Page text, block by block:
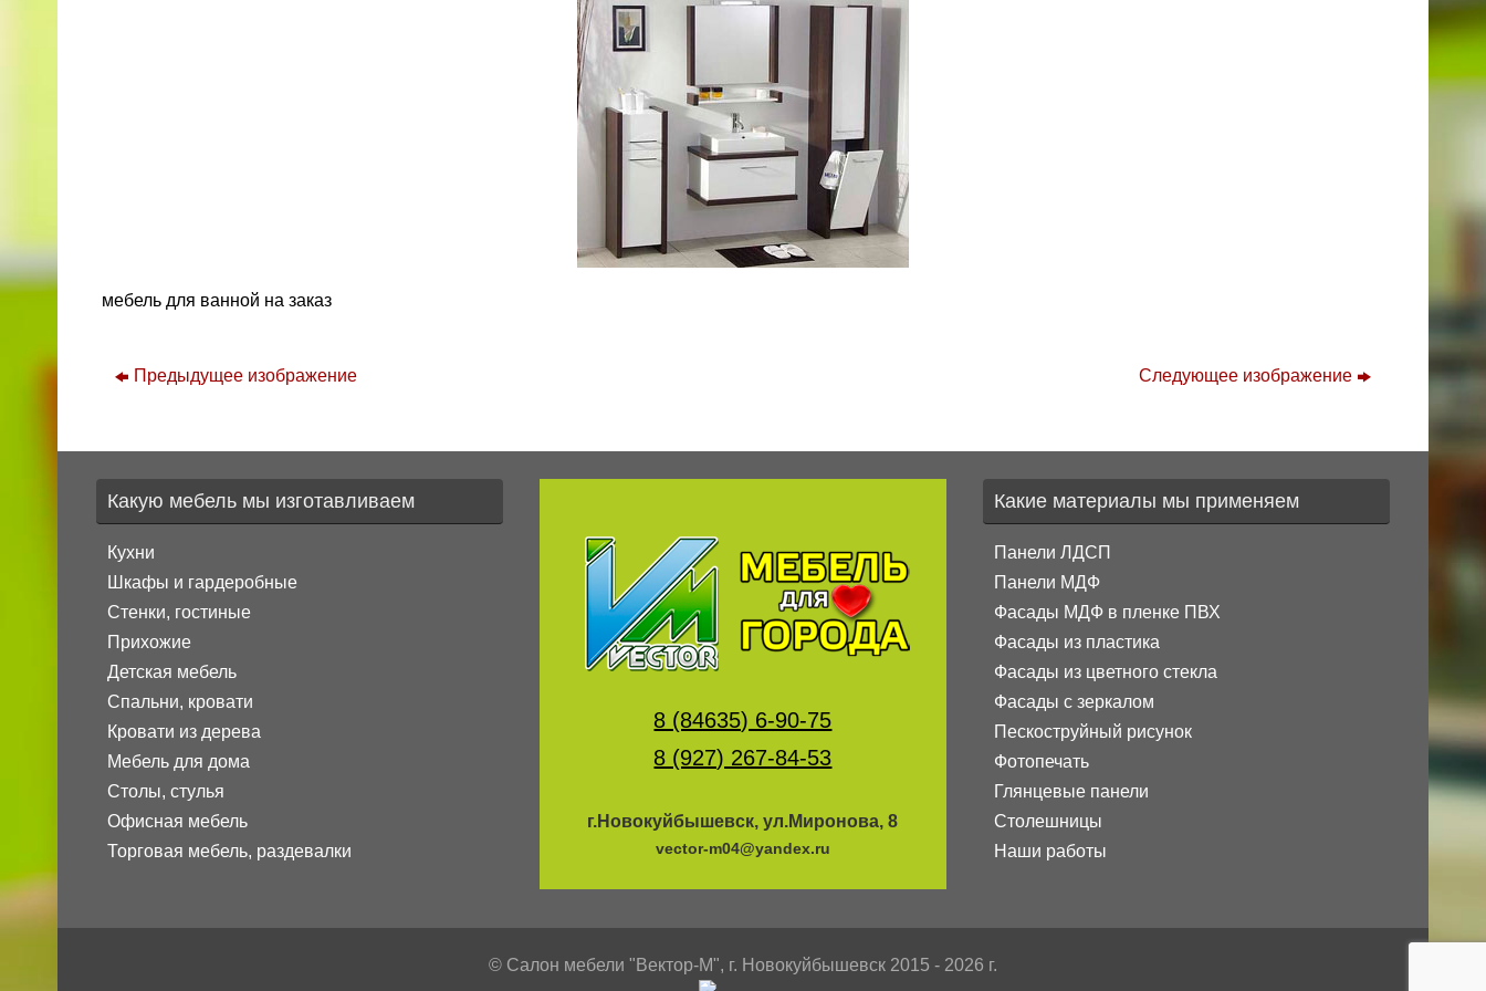
мебель для ванной на заказ
Предыдущее изображение Следующее изображение
Какую мебель мы изготавливаем
Кухни
Шкафы и гардеробные
Стенки, гостиные
Прихожие
Детская мебель
Спальни, кровати
Кровати из дерева
Мебель для дома
Столы, стулья
Офисная мебель
Торговая мебель, раздевалки
8 (84635) 6-90-75
8 (927) 267-84-53
г.Новокуйбышевск, ул.Миронова, 8
vector-m04@yandex.ru
Какие материалы мы применяем
Панели ЛДСП
Панели МДФ
Фасады МДФ в пленке ПВХ
Фасады из пластика
Фасады из цветного стекла
Фасады с зеркалом
Пескоструйный рисунок
Фотопечать
Глянцевые панели
Столешницы
Наши работы
© Салон мебели "Вектор-М", г. Новокуйбышевск 2015 - 2026 г.